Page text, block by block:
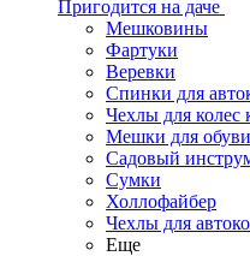
Пригодится на даче
Мешковины
Фартуки
Веревки
Спинки для
Чехлы для колес
Мешки для обуви
Садовый
Сумки
Холлофайбер
Чехлы для
Еще